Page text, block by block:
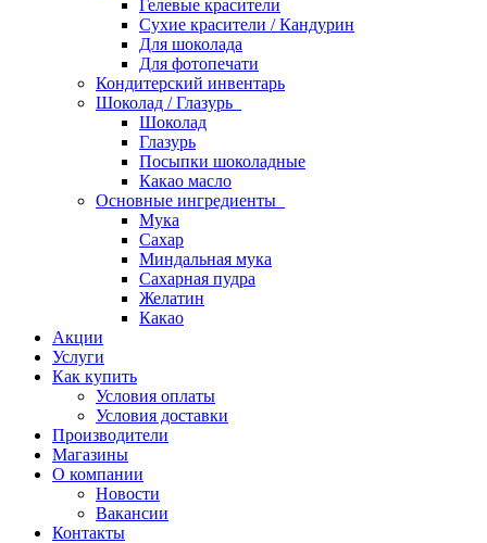
Гелевые красители
Сухие красители / Кандурин
Для шоколада
Для фотопечати
Кондитерский инвентарь
Шоколад / Глазурь
Шоколад
Глазурь
Посыпки шоколадные
Какао масло
Основные ингредиенты
Мука
Сахар
Миндальная мука
Сахарная пудра
Желатин
Какао
Акции
Услуги
Как купить
Условия оплаты
Условия доставки
Производители
Магазины
О компании
Новости
Вакансии
Контакты